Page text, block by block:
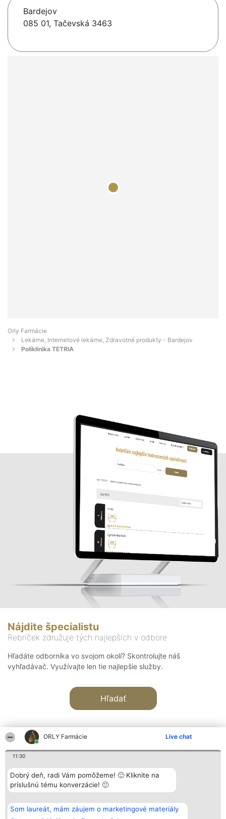
ORLY Farmácie Live chat
11:30
Dobrý deň, radi Vám pomôžeme! 🙂 Kliknite na
príslušnú tému konverzácie! 🙂
Som laureát, mám záujem o marketingové materiály
Bardejov
085 01, Tačevská 3463
Orly Farmácie
Lekárne, Internetové lekárne, Zdravotné produkty - Bardejov
Poliklinika TETRIA
Nájdite špecialistu
Rebríček združuje tých najlepších v odbore
Hľadáte odborníka vo svojom okolí? Skontrolujte náš
vyhľadávač. Využívajte len tie najlepšie služby.
Hľadať
Organizátor hodnotenia
Bright Side Solutions sp. z o.
o. sp. k.
Wrocław 50-079
KRS 0000749100 | Regon
381313360 | NIP 8943132676
Hodnotenie
Laureáti
Lista
Laureatów
Podmienky
Obchodné
Kontakt
Kontakt